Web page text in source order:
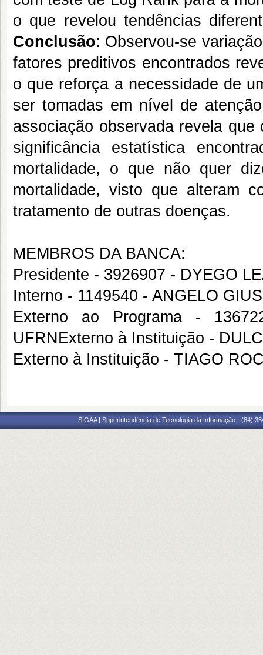
o que revelou tendências
Conclusão: Observou-se
fatores preditivos encontrados
o que reforça a necessidade de
ser tomadas em nível de
associação observada revela
significância estatística
mortalidade, o que não quer
mortalidade, visto que alteram
tratamento de outras doenças.
MEMBROS DA BANCA:
Presidente - 3926907 - DYEGO
Interno - 1149540 - ANGELO
Externo ao Programa -
UFRNExterno à Instituição -
Externo à Instituição - TIAGO
SIGAA | Superintendência de Tecnologia da Informação - (84)